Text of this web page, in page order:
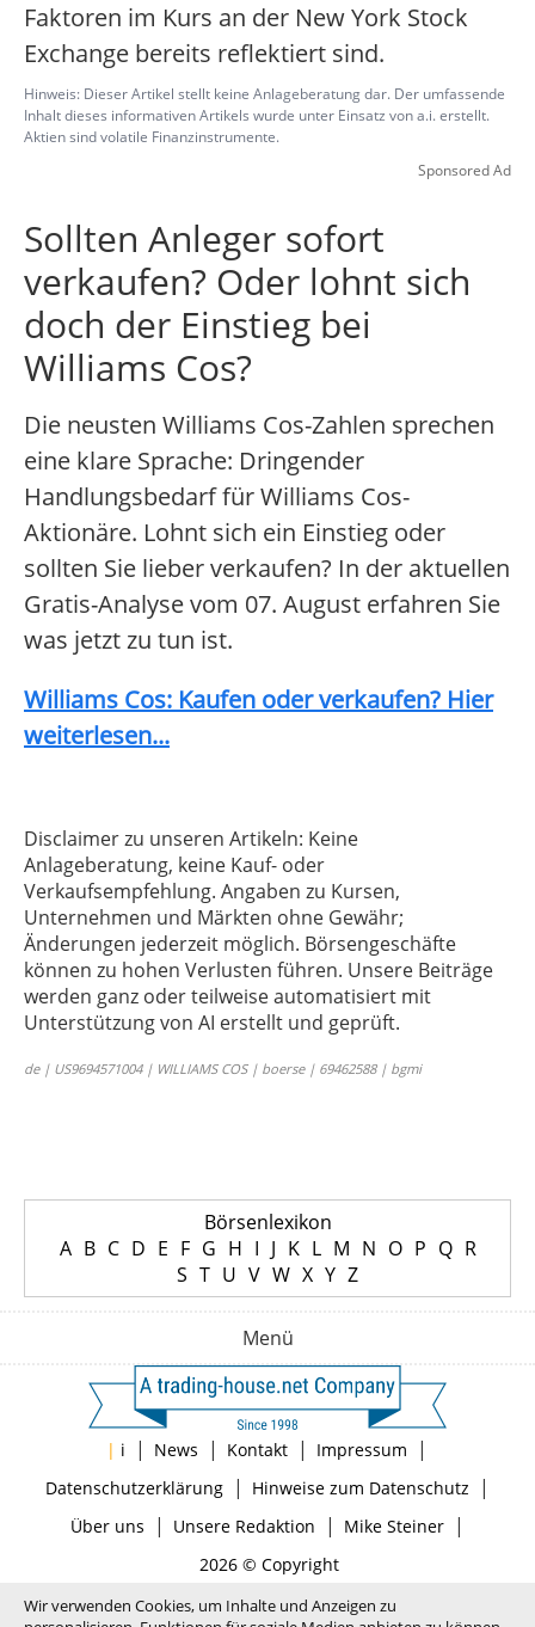
Faktoren im Kurs an der New York Stock
Exchange bereits reflektiert sind.
Hinweis: Dieser Artikel stellt keine Anlageberatung dar. Der umfassende
Inhalt dieses informativen Artikels wurde unter Einsatz von a.i. erstellt.
Aktien sind volatile Finanzinstrumente.
Sponsored Ad
Sollten Anleger sofort
verkaufen? Oder lohnt sich
doch der Einstieg bei
Williams Cos?
Die neusten Williams Cos-Zahlen sprechen
eine klare Sprache: Dringender
Handlungsbedarf für Williams Cos-
Aktionäre. Lohnt sich ein Einstieg oder
sollten Sie lieber verkaufen? In der aktuellen
Gratis-Analyse vom 07. August erfahren Sie
was jetzt zu tun ist.
Williams Cos: Kaufen oder verkaufen? Hier
weiterlesen...
Disclaimer zu unseren Artikeln: Keine
Anlageberatung, keine Kauf- oder
Verkaufsempfehlung. Angaben zu Kursen,
Unternehmen und Märkten ohne Gewähr;
Änderungen jederzeit möglich. Börsengeschäfte
können zu hohen Verlusten führen. Unsere Beiträge
werden ganz oder teilweise automatisiert mit
Unterstützung von AI erstellt und geprüft.
de | US9694571004 | WILLIAMS COS | boerse | 69462588 | bgmi
Börsenlexikon
A B C D E F G H I J K L M N O P Q R
S T U V W X Y Z
Menü
| i | News | Kontakt | Impressum |
Datenschutzerklärung| Hinweise zum Datenschutz |
Über uns | Unsere Redaktion | Mike Steiner|
2026 © Copyright
Wir verwenden Cookies, um Inhalte und Anzeigen zu